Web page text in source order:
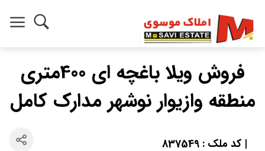
فروش ویلا باغچه ای 400متری
منطقه وازیوار نوشهر مدارک کامل
| کد ملک : 837549